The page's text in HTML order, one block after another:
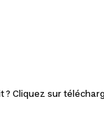
? Cliquez sur